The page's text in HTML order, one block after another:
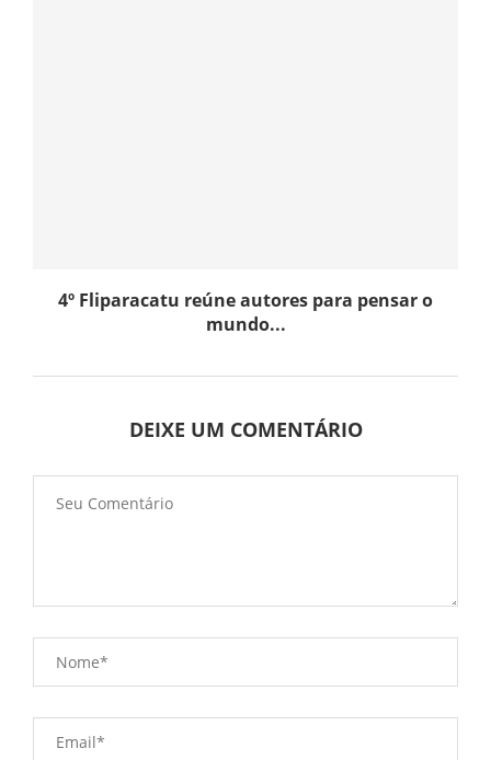
4º Fliparacatu reúne autores para pensar o
mundo...
DEIXE UM COMENTÁRIO